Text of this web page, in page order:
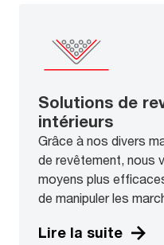
Solutions de
intérieurs
Grâce à nos divers
de revêtement, nous
moyens plus
de manipuler les
Lire la suite